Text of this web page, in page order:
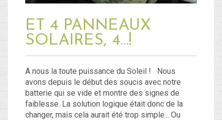
ET 4 PANNEAUX
SOLAIRES, 4…!
A nous la toute puissance du Soleil ! Nous
avons depuis le début des soucis avec notre
batterie qui se vide et montre des signes de
faiblesse. La solution logique était donc de la
changer, mais cela aurait été trop simple... Ou